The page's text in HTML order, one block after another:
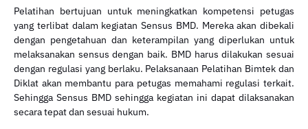
Pelatihan bertujuan untuk meningkatkan kompetensi petugas
yang terlibat dalam kegiatan Sensus BMD. Mereka akan dibekali
dengan pengetahuan dan keterampilan yang diperlukan untuk
melaksanakan sensus dengan baik. BMD harus dilakukan sesuai
dengan regulasi yang berlaku. Pelaksanaan Pelatihan Bimtek dan
Diklat akan membantu para petugas memahami regulasi terkait.
Sehingga Sensus BMD sehingga kegiatan ini dapat dilaksanakan
secara tepat dan sesuai hukum.